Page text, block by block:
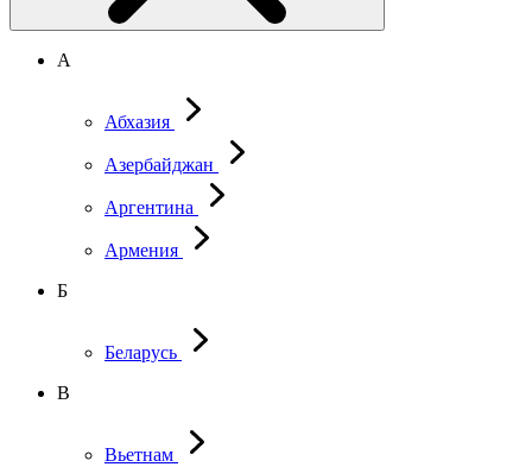
А
Абхазия
Азербайджан
Аргентина
Армения
Б
Беларусь
В
Вьетнам